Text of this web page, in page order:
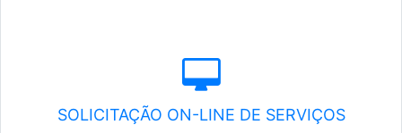
SOLICITAÇÃO ON-LINE DE SERVIÇOS